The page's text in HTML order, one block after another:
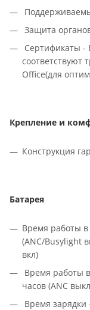
Защита
Сертификаты -
соответствуют
Office(для
Крепление и
Конструкция
Батарея
Время работы
(ANC/Busylight
вкл)
Время работы
часов (ANC
Время